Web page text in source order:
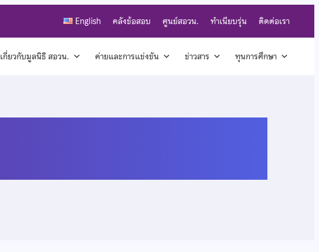
English คลังข้อสอบ ศูนย์สอวน. ทำเนียบรุ่น ติดต่อเรา
เกี่ยวกับมูลนิธิ สอวน. ค่ายและการแข่งขัน ข่าวสาร ทุนการศึกษา